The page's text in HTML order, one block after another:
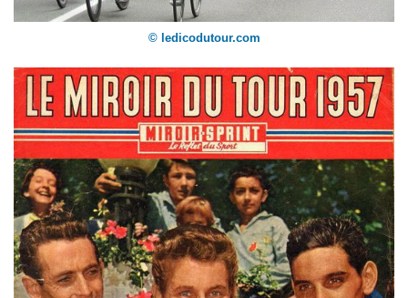
© ledicodutour.com